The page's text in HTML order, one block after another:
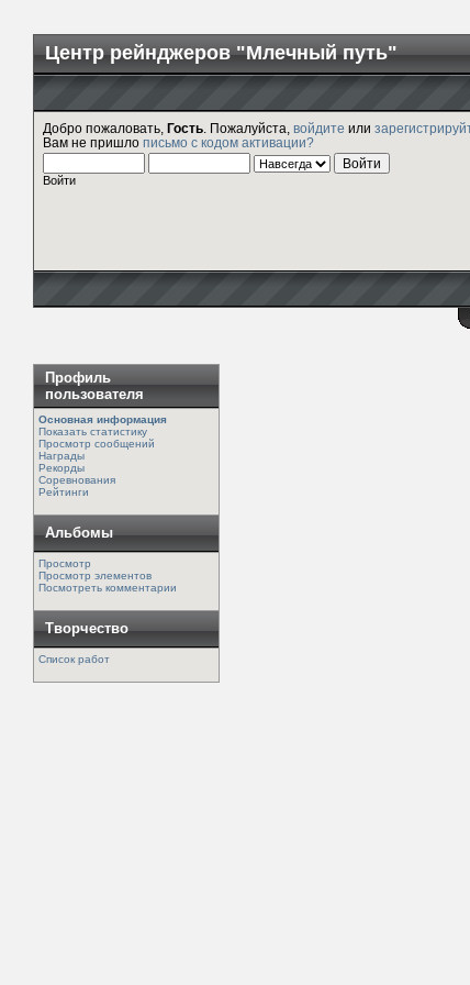
Центр рейнджеров "Млечный путь"
Добро пожаловать, Гость . Пожалуйста, войдите или
Вам не пришло письмо с кодом активации?
Войти
Профиль
пользователя
Основная информация
Показать статистику
Просмотр сообщений
Награды
Рекорды
Соревнования
Рейтинги
Альбомы
Просмотр
Просмотр элементов
Посмотреть комментарии
Творчество
Список работ